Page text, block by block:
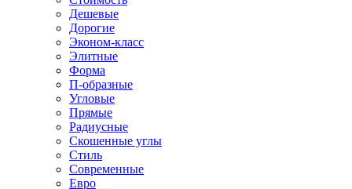
Дешевые
Дорогие
Эконом-класс
Элитные
Форма
П-образные
Угловые
Прямые
Радиусные
Скошенные углы
Стиль
Современные
Евро